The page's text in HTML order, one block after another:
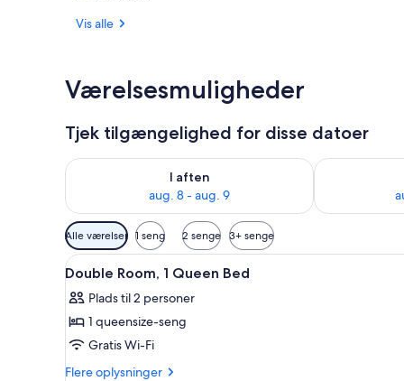
Vis alle
Værelsesmuligheder
Tjek tilgængelighed for disse datoer
I aften
aug. 8 - aug. 9
Tjek tilgængelighed for i aften aug. 8 - aug. 9
Tjek
Tilgængelige
filtre
for
Alle værelser 1 seng 2 senge 3+ senge
Indlæs
alle
billeder
af
Double
Room,
Et hotelværelse med seng,
6
Double Room, 1 Queen Bed
Plads til 2 personer
1 queensize-seng
Gratis Wi-Fi
Flere oplysninger
Flere